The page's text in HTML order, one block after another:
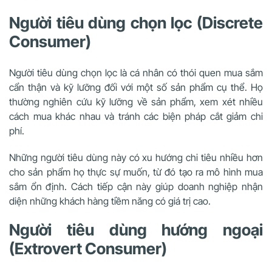
Người tiêu dùng chọn lọc (Discrete
Consumer)
Người tiêu dùng chọn lọc là cá nhân có thói quen mua sắm
cẩn thận và kỹ lưỡng đối với một số sản phẩm cụ thể. Họ
thường nghiên cứu kỹ lưỡng về sản phẩm, xem xét nhiều
cách mua khác nhau và tránh các biện pháp cắt giảm chi
phí.
Những người tiêu dùng này có xu hướng chi tiêu nhiều hơn
cho sản phẩm họ thực sự muốn, từ đó tạo ra mô hình mua
sắm ổn định. Cách tiếp cận này giúp doanh nghiệp nhận
diện những khách hàng tiềm năng có giá trị cao.
Người tiêu dùng hướng ngoại
(Extrovert Consumer)